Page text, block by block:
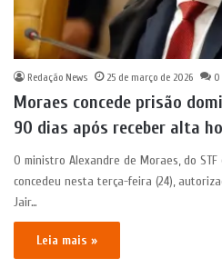
Redação News 25 de março de 2026 0
Moraes concede prisão
90 dias após receber alta
O ministro Alexandre de Moraes, do
concedeu nesta terça-feira (24),
Jair…
Leia mais »